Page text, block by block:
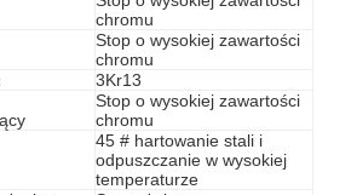
chromu
Stop o wysokiej zawartości
chromu
3Kr13
Stop o wysokiej zawartości
chromu
45 # hartowanie stali i
odpuszczanie w wysokiej
temperaturze